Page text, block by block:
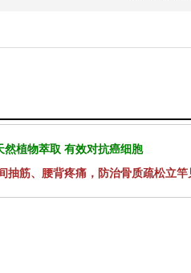
植物萃取 有效对抗癌细胞
抽筋、腰背疼痛，防治骨质疏松立竿